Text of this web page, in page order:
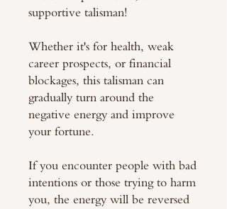
supportive talisman!
Whether it's for health, weak
career prospects, or financial
blockages, this talisman can
gradually turn around the
negative energy and improve
your fortune.
If you encounter people with bad
intentions or those trying to harm
you, the energy will be reversed